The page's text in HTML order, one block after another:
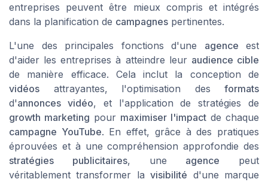
entreprises peuvent être mieux compris et intégrés
dans la planification de campagnes pertinentes.
L'une des principales fonctions d'une agence est
d'aider les entreprises à atteindre leur audience cible
de manière efficace. Cela inclut la conception de
vidéos attrayantes, l'optimisation des formats
d'annonces vidéo, et l'application de stratégies de
growth marketing pour maximiser l'impact de chaque
campagne YouTube. En effet, grâce à des pratiques
éprouvées et à une compréhension approfondie des
stratégies publicitaires, une agence peut
véritablement transformer lavisibilité d'une marque